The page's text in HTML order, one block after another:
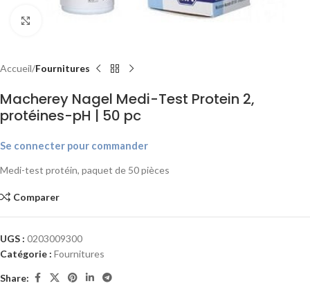
Accueil Fournitures
Macherey Nagel Medi-Test Protein 2,
protéines-pH | 50 pc
Se connecter pour commander
Medi-test protéin, paquet de 50 pièces
Comparer
UGS : 0203009300
Catégorie : Fournitures
Share: